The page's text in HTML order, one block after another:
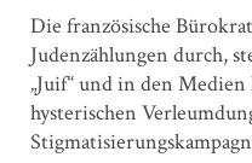
Die französische
Judenzählungen durch,
„Juif“ und in den
hysterischen